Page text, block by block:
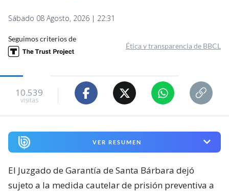
Sábado 08 Agosto, 2026 | 22:31
Seguimos criterios de
Ética y transparencia de BBCL
10.539
visitas
VER RESUMEN
El Juzgado de Garantía de Santa Bárbara dejó
sujeto a la medida cautelar de prisión preventiva a